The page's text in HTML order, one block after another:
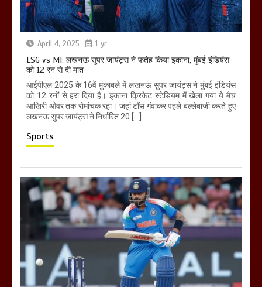
April 4, 2025 1 yr
LSG vs MI: लखनऊ सुपर जायंट्स ने फतेह किया इकाना, मुंबई इंडियंस
को 12 रन से दी मात
आईपीएल 2025 के 16वें मुकाबले में लखनऊ सुपर जायंट्स ने मुंबई इंडियंस
को 12 रनों से हरा दिया है। इकाना क्रिकेट स्टेडियम में खेला गया ये मैच
आखिरी ओवर तक रोमांचक रहा। जहां टॉस गंवाकर पहले बल्लेबाजी करते हुए
लखनऊ सुपर जायंट्स ने निर्धारित 20 […]
Sports